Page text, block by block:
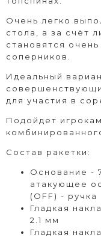
Очень легко
стола, а за счёт
становятся
соперников.
Идеальный
для участия в
Подойдет
Состав ракетки:
Основание -
атакующее
(OFF) - ручка
Гладкая
2.1 мм
Гладкая